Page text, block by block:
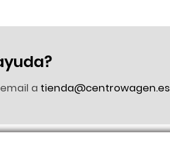
a tienda@centrowagen.es